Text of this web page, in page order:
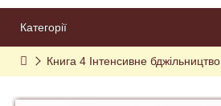
Категорії
Книга 4 Інтенсивне бджільництво